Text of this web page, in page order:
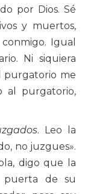
por Dios. Sé
y muertos,
Igual
Ni siquiera
purgatorio me
al purgatorio,
. Leo la
no juzgues».
digo que la
puerta de su